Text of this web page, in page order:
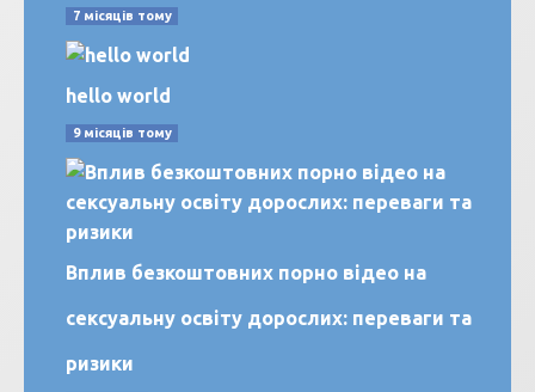
7 місяців тому
hello world
9 місяців тому
Вплив безкоштовних порно відео на
сексуальну освіту дорослих: переваги та
ризики